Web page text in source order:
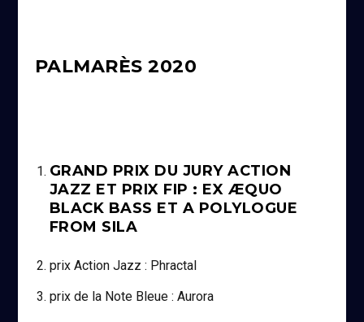
PALMARÈS 2020
GRAND PRIX DU JURY ACTION
JAZZ ET PRIX FIP : EX ÆQUO
BLACK BASS ET A POLYLOGUE
FROM SILA
prix Action Jazz : Phractal
prix de la Note Bleue : Aurora